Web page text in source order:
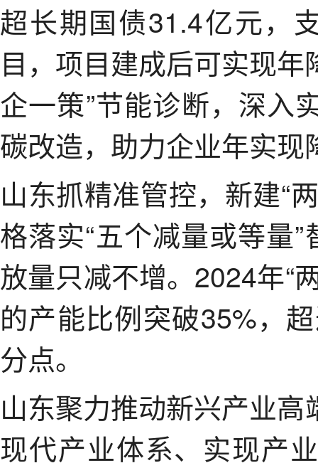
超长期国债31.4亿元，
目，项目建成后可实现
企一策”节能诊断，深入
碳改造，助力企业年实
山东抓精准管控，新建“
格落实“五个减量或等量
放量只减不增。2024年“
的产能比例突破35%，
分点。
山东聚力推动新兴产业
现代产业体系、实现产